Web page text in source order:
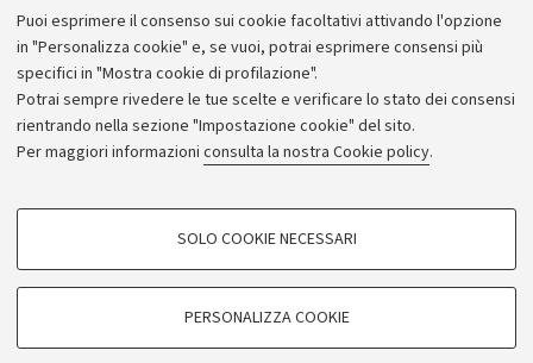
Puoi esprimere il consenso sui cookie facoltativi attivando l'opzione
in "Personalizza cookie" e, se vuoi, potrai esprimere consensi più
specifici in "Mostra cookie di profilazione".
Potrai sempre rivedere le tue scelte e verificare lo stato dei consensi
rientrando nella sezione "Impostazione cookie" del sito.
Per maggiori informazioni consulta la nostra Cookie policy.
COOKIE DI PROFILAZIONE - FACOLTATIVI
SOLO COOKIE NECESSARI
PERSONALIZZA COOKIE
Archivio
Comunicati stampa
Redazione
Rassegna stampa
© Copyright 2026 - ALMA MATER STUDIORUM - Università di
Bologna - Via Zamboni, 33 - 40126 Bologna - PI: 01131710376 -